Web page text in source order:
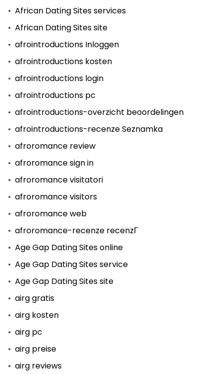
African Dating Sites services
African Dating Sites site
afrointroductions Inloggen
afrointroductions kosten
afrointroductions login
afrointroductions pc
afrointroductions-overzicht beoordelingen
afrointroductions-recenze Seznamka
afroromance review
afroromance sign in
afroromance visitatori
afroromance visitors
afroromance web
afroromance-recenze recenzГ­
Age Gap Dating Sites online
Age Gap Dating Sites service
Age Gap Dating Sites site
airg gratis
airg kosten
airg pc
airg preise
airg reviews